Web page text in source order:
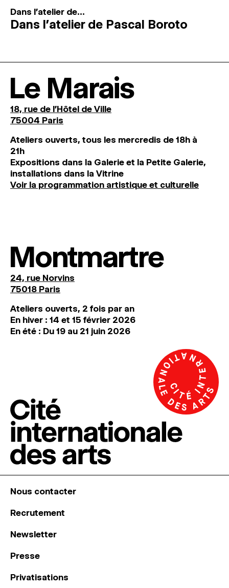
Dans l'atelier de...
Dans l’atelier de Pascal Boroto
Le Marais
18, rue de l'Hôtel de Ville
75004 Paris
Ateliers ouverts, tous les mercredis de 18h à
21h
Expositions dans la Galerie et la Petite Galerie,
installations dans la Vitrine
Voir la programmation artistique et culturelle
Montmartre
24, rue Norvins
75018 Paris
Ateliers ouverts, 2 fois par an
En hiver : 14 et 15 février 2026
En été : Du 19 au 21 juin 2026
Nous contacter
Recrutement
Newsletter
Presse
Privatisations